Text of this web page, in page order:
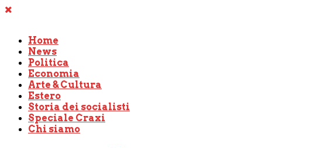
Home
News
Politica
Economia
Arte & Cultura
Estero
Storia dei socialisti
Speciale Craxi
Chi siamo